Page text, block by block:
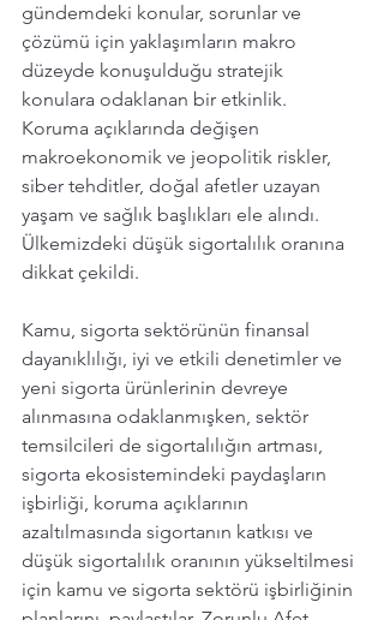
gündemdeki konular, sorunlar ve
çözümü için yaklaşımların makro
düzeyde konuşulduğu stratejik
konulara odaklanan bir etkinlik.
Koruma açıklarında değişen
makroekonomik ve jeopolitik riskler,
siber tehditler, doğal afetler uzayan
yaşam ve sağlık başlıkları ele alındı.
Ülkemizdeki düşük sigortalılık oranına
dikkat çekildi.
Kamu, sigorta sektörünün finansal
dayanıklılığı, iyi ve etkili denetimler ve
yeni sigorta ürünlerinin devreye
alınmasına odaklanmışken, sektör
temsilcileri de sigortalılığın artması,
sigorta ekosistemindeki paydaşların
işbirliği, koruma açıklarının
azaltılmasında sigortanın katkısı ve
düşük sigortalılık oranının yükseltilmesi
için kamu ve sigorta sektörü işbirliğinin